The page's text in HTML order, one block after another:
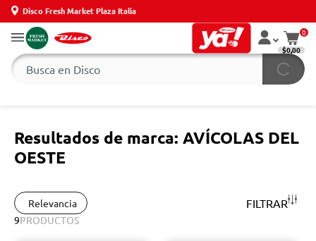
Disco Fresh Market Plaza Italia
0
$0,00
Resultados de marca: AVÍCOLAS DEL
OESTE
Relevancia FILTRAR
9PRODUCTOS